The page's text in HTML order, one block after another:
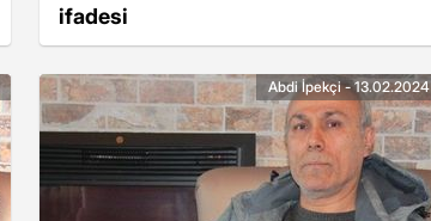
ifadesi
Abdi İpekçi - 13.02.2024